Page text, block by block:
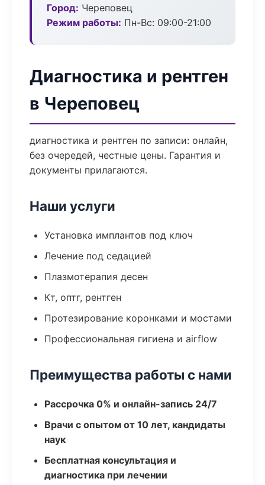
Город: Череповец
Режим работы: Пн-Вс: 09:00-21:00
Диагностика и рентген
в Череповец
диагностика и рентген по записи: онлайн,
без очередей, честные цены. Гарантия и
документы прилагаются.
Наши услуги
Установка имплантов под ключ
Лечение под седацией
Плазмотерапия десен
Кт, оптг, рентген
Протезирование коронками и мостами
Профессиональная гигиена и airflow
Преимущества работы с нами
Рассрочка 0% и онлайн-запись 24/7
Врачи с опытом от 10 лет, кандидаты
наук
Бесплатная консультация и
диагностика при лечении